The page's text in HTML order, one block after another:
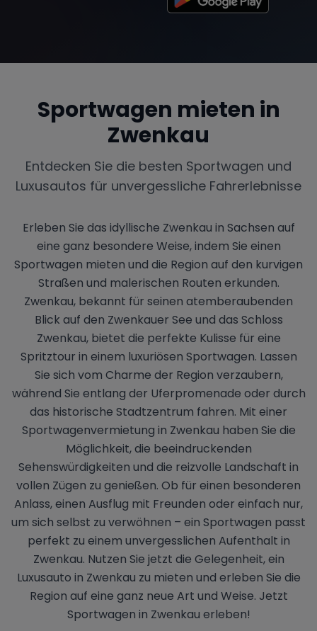
Sportwagen mieten in
Zwenkau
Entdecken Sie die besten Sportwagen und
Luxusautos für unvergessliche Fahrerlebnisse
Erleben Sie das idyllische Zwenkau in Sachsen auf
eine ganz besondere Weise, indem Sie einen
Sportwagen mieten und die Region auf den kurvigen
Straßen und malerischen Routen erkunden.
Zwenkau, bekannt für seinen atemberaubenden
Blick auf den Zwenkauer See und das Schloss
Zwenkau, bietet die perfekte Kulisse für eine
Spritztour in einem luxuriösen Sportwagen. Lassen
Sie sich vom Charme der Region verzaubern,
während Sie entlang der Uferpromenade oder durch
das historische Stadtzentrum fahren. Mit einer
Sportwagenvermietung in Zwenkau haben Sie die
Möglichkeit, die beeindruckenden
Sehenswürdigkeiten und die reizvolle Landschaft in
vollen Zügen zu genießen. Ob für einen besonderen
Anlass, einen Ausflug mit Freunden oder einfach nur,
um sich selbst zu verwöhnen – ein Sportwagen passt
perfekt zu einem unvergesslichen Aufenthalt in
Zwenkau. Nutzen Sie jetzt die Gelegenheit, ein
Luxusauto in Zwenkau zu mieten und erleben Sie die
Region auf eine ganz neue Art und Weise. Jetzt
Sportwagen in Zwenkau erleben!